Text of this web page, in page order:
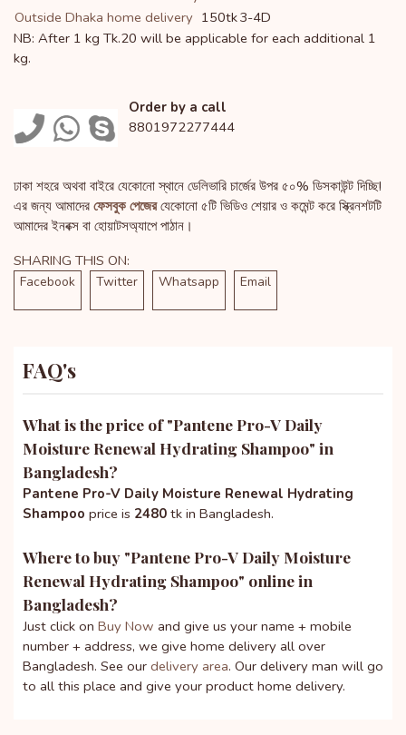
Outside Dhaka home delivery 150tk3-4D
NB: After 1 kg Tk.20 will be applicable for each additional 1
kg.
Order by a call
8801972277444
ঢাকা শহরে অথবা বাইরে যেকোনো স্থানে ডেলিভারি চার্জের উপর ৫০% ডিসকাউন্ট দিচ্ছি!
এর জন্য আমাদের ফেসবুক পেজেরযেকোনো ৫টি ভিডিও শেয়ার ও কমেন্ট করে স্ক্রিনশটটি
আমাদের ইনবক্স বা হোয়াটসঅ্যাপে পাঠান।
SHARING THIS ON:
Facebook Twitter Whatsapp Email
FAQ's
What is the price of "Pantene Pro-V Daily
Moisture Renewal Hydrating Shampoo" in
Bangladesh?
Pantene Pro-V Daily Moisture Renewal Hydrating
Shampoo price is 2480 tk in Bangladesh.
Where to buy "Pantene Pro-V Daily Moisture
Renewal Hydrating Shampoo" online in
Bangladesh?
Just click on Buy Now and give us your name + mobile
number + address, we give home delivery all over
Bangladesh. See our delivery area. Our delivery man will go
to all this place and give your product home delivery.